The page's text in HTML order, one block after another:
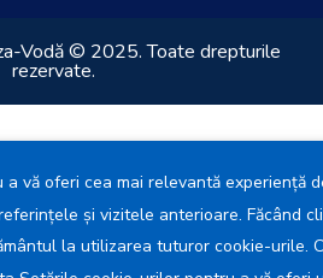
Vodă © 2025. Toate drepturile
rezervate.
a vă oferi cea mai relevantă experiență
și vizitele anterioare. Făcând
la utilizarea tuturor cookie-urile.